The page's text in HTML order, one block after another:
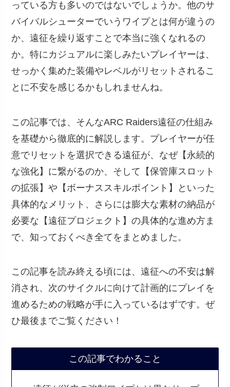
っている方も多いのではないでしょうか。他のサ
バイバルシューターでいうワイプとは何が違うの
か、遠征を繰り返すことで本当に強くなれるの
か。特にカジュアルに楽しみたいプレイヤーは、
せっかく集めた装備やレベルがリセットされるこ
とに不安を感じるかもしれませんね。
この記事では、そんなARC Raiders遠征の仕組み
を基礎から徹底的に解説します。プレイヤーが任
意でリセットを選択できる遠征が、なぜ【永続的
な強化】に繋がるのか、そして【保管庫スロット
の拡張】や【ボーナススキルポイント】といった
具体的なメリット、さらには膨大な素材の納品が
必要な【遠征プロジェクト】の具体的な進め方ま
で、知っておくべき全てをまとめました。
この記事を読み終える頃には、遠征への不安は解
消され、次のサイクルに向けて計画的にプレイを
進めるための戦略が手に入っているはずです。ぜ
ひ最後までご覧ください！
この記事でわかること